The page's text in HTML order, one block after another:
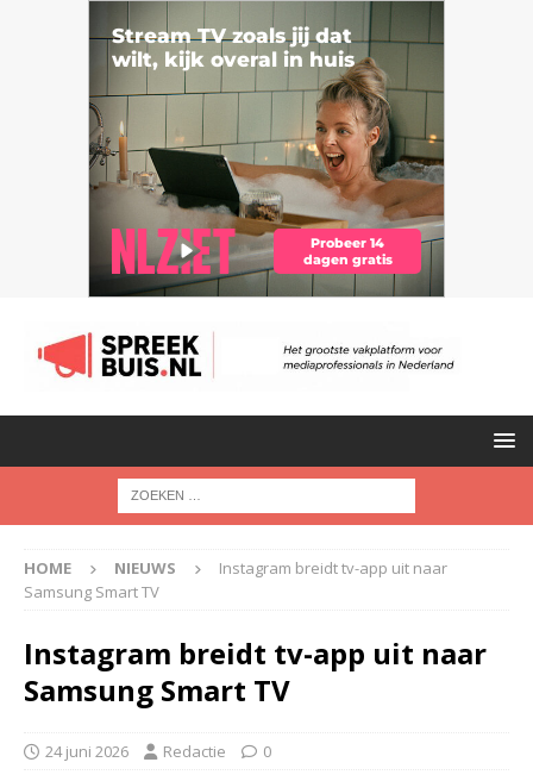
HOME NIEUWS
Instagram breidt tv-app uit naar
Samsung Smart TV
Instagram breidt tv-app uit naar
Samsung Smart TV
24 juni 2026 Redactie 0